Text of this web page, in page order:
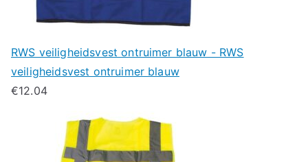
RWS veiligheidsvest ontruimer blauw - RWS
veiligheidsvest ontruimer blauw
€12.04